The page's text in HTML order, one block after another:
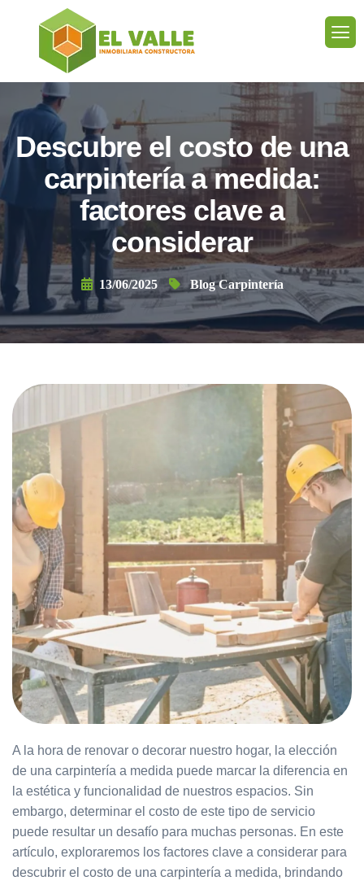
Descubre el costo de una
carpintería a medida:
factores clave a
considerar
13/06/2025 Blog Carpintería
A la hora de renovar o decorar nuestro hogar, la elección
de una carpintería a medida puede marcar la diferencia en
la estética y funcionalidad de nuestros espacios. Sin
embargo, determinar el costo de este tipo de servicio
puede resultar un desafío para muchas personas. En este
artículo, exploraremos los factores clave a considerar para
descubrir el costo de una carpintería a medida, brindando